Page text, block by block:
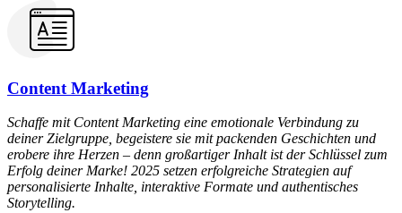
Content Marketing​
Schaffe mit Content Marketing eine emotionale Verbindung zu
deiner Zielgruppe, begeistere sie mit packenden Geschichten und
erobere ihre Herzen – denn großartiger Inhalt ist der Schlüssel zum
Erfolg deiner Marke! 2025 setzen erfolgreiche Strategien auf
personalisierte Inhalte, interaktive Formate und authentisches
Storytelling.